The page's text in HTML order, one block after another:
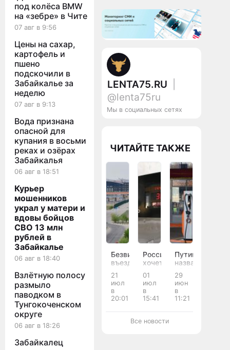
под колёса BMW
на «зебре» в Чите
07 авг в 9:56
Цены на сахар,
картофель и
пшено
подскочили в
Забайкалье за
неделю
07 авг в 9:13
Вода признана
опасной для
купания в восьми
реках и озёрах
Забайкалья
06 авг в 18:51
Курьер
мошенников
украл у матери и
вдовы бойцов
СВО 13 млн
рублей в
Забайкалье
06 авг в 18:40
Взлётную полосу
размыло
паводком в
Тунгокоченском
округе
06 авг в 18:26
Забайкалец
LENTA75.RU
@lenta75ru
Мы в социальных сетях
ЧИТАЙТЕ ТАКЖЕ
Безвизовый
въезд
в
Россию
продлили
для
граждан
Китая
21
июл
в
20:01
Россия
хочет
закупать
бензин
у
других
стран,
чтобы
сбить
01
июл
в
15:41
Путин
назвал
объём
запасов
бензина
в
России
на
29
июн
в
11:21
Все новости